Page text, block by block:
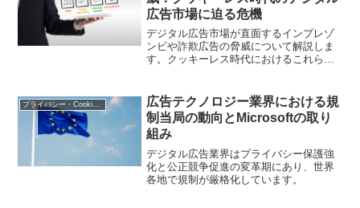
広告市場に迫る危機
デジタル広告市場が直面するインプレゾ
ンビや詐欺広告の脅威について解説しま
す。クッキーレス時代におけるこれらの
広告テクノロジー業界における規
制当局の動向とMicrosoftの取り
組み
デジタル広告業界はプライバシー保護強
化と公正競争促進の変革期にあり、世界
各地で規制が厳格化しています。